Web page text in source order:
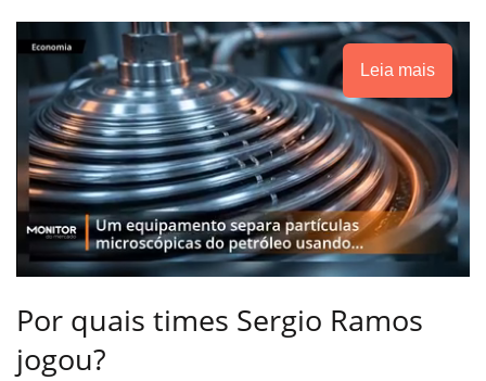
Leia mais
Por quais times Sergio Ramos
jogou?